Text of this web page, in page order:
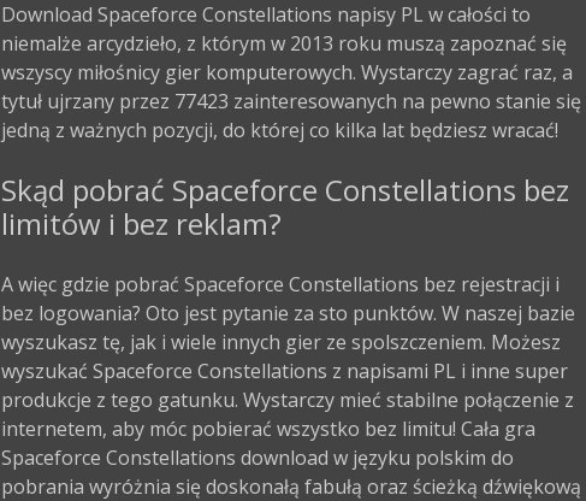
Download Spaceforce Constellations napisy PL w całości to
niemalże arcydzieło, z którym w 2013 roku muszą zapoznać się
wszyscy miłośnicy gier komputerowych. Wystarczy zagrać raz, a
tytuł ujrzany przez 77423 zainteresowanych na pewno stanie się
jedną z ważnych pozycji, do której co kilka lat będziesz wracać!
Skąd pobrać Spaceforce Constellations bez
limitów i bez reklam?
A więc gdzie pobrać Spaceforce Constellations bez rejestracji i
bez logowania? Oto jest pytanie za sto punktów. W naszej bazie
wyszukasz tę, jak i wiele innych gier ze spolszczeniem. Możesz
wyszukać Spaceforce Constellations z napisami PL i inne super
produkcje z tego gatunku. Wystarczy mieć stabilne połączenie z
internetem, aby móc pobierać wszystko bez limitu! Cała gra
Spaceforce Constellations download w języku polskim do
pobrania wyróżnia się doskonałą fabułą oraz ścieżką dźwiękową